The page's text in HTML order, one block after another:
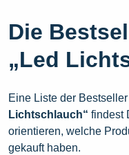
Die
„Led
Eine Liste der
Lichtschlauch“ findest
orientieren, welche
gekauft haben.